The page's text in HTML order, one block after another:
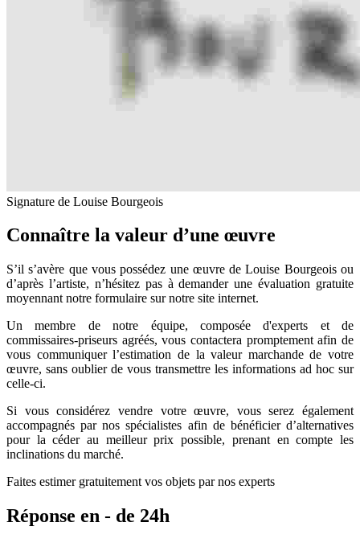
Signature de Louise Bourgeois
Connaître la valeur d’une œuvre
S’il s’avère que vous possédez une œuvre de Louise Bourgeois ou
d’après l’artiste, n’hésitez pas à demander une évaluation gratuite
moyennant notre formulaire sur notre site internet.
Un membre de notre équipe, composée d'experts et de
commissaires-priseurs agréés, vous contactera promptement afin de
vous communiquer l’estimation de la valeur marchande de votre
œuvre, sans oublier de vous transmettre les informations ad hoc sur
celle-ci.
Si vous considérez vendre votre œuvre, vous serez également
accompagnés par nos spécialistes afin de bénéficier d’alternatives
pour la céder au meilleur prix possible, prenant en compte les
inclinations du marché.
Faites estimer gratuitement vos objets par nos experts
Réponse en - de 24h